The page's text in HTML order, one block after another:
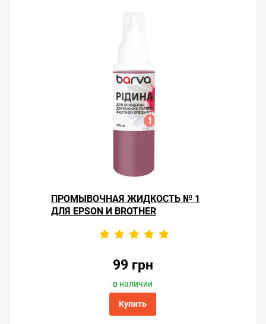
ПРОМЫВОЧНАЯ ЖИДКОСТЬ № 1
ДЛЯ EPSON И BROTHER
99 грн
в наличии
Купить